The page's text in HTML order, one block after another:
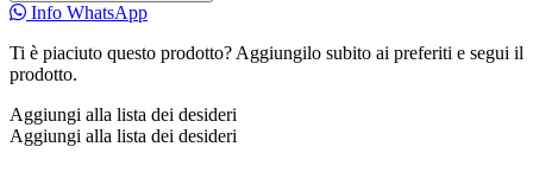
Info WhatsApp
Ti è piaciuto questo prodotto? Aggiungilo subito ai preferiti e segui il
prodotto.
Aggiungi alla lista dei desideri
Aggiungi alla lista dei desideri